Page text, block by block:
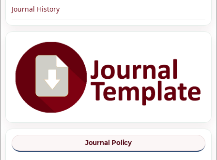
Journal History
Journal Policy